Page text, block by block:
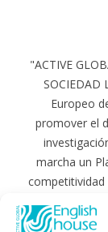
"ACTIVE
SOCIEDAD
Europeo
promover el
marcha un
competitividad
apoyo del